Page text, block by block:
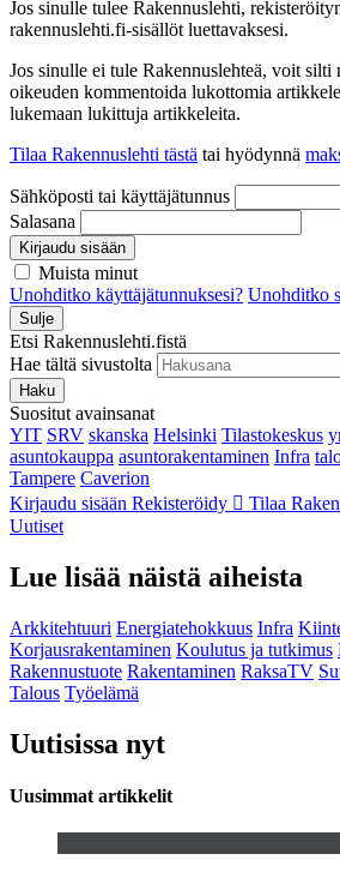
Jos sinulle tulee Rakennuslehti,
rakennuslehti.fi-sisällöt luettavaksesi.
Jos sinulle ei tule Rakennuslehteä, voit
oikeuden kommentoida lukottomia
lukemaan lukittuja artikkeleita.
Tilaa Rakennuslehti tästä tai hyödynnä
Sähköposti tai käyttäjätunnus
Salasana
Kirjaudu sisään
Muista minut
Unohditko käyttäjätunnuksesi? Unohditko
Sulje
Etsi Rakennuslehti.fistä
Hae tältä sivustolta
Haku
Suositut avainsanat
YIT SRV skanska Helsinki Tilastokeskus
asuntokauppa asuntorakentaminen Infra
Tampere Caverion
Kirjaudu sisään Rekisteröidy Tilaa
Uutiset
Lue lisää näistä aiheista
Arkkitehtuuri Energiatehokkuus Infra
Korjausrakentaminen Koulutus ja tutkimus
Rakennustuote Rakentaminen RaksaTV
Talous Työelämä
Uutisissa nyt
Uusimmat artikkelit